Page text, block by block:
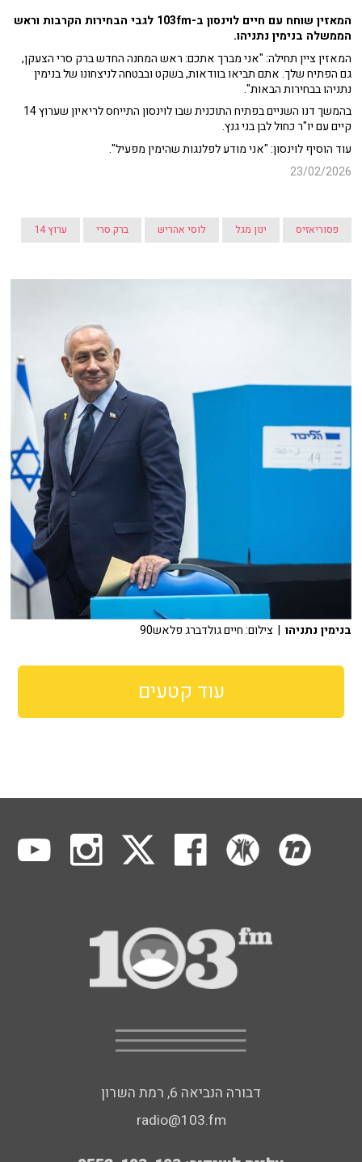
המאזין שוחח עם חיים לוינסון ב-103fm לגבי הבחירות הקרבות וראש
הממשלה בנימין נתניהו.
המאזין ציין תחילה: "אני מברך אתכם: ראש המחנה החדש ברק סרי הצעקן,
גם הפתיח שלך. אתם תביאו בוודאות, בשקט ובבטחה לניצחונו של בנימין
נתניהו בבחירות הבאות".
בהמשך דנו השניים בפתיח התוכנית שבו לוינסון התייחס לריאיון שערוץ 14
קיים עם יו"ר כחול לבן בני גנץ.
עוד הוסיף לוינסון: "אני מודע לפלנגות שהימין מפעיל".
23/02/2026
פסוריאזיס ינון מגל לוסי אהריש ברק סרי ערוץ 14
בנימין נתניהו | צילום: חיים גולדברג פלאש90
עוד קטעים
דבורה הנביאה 6, רמת השרון
radio@103.fm